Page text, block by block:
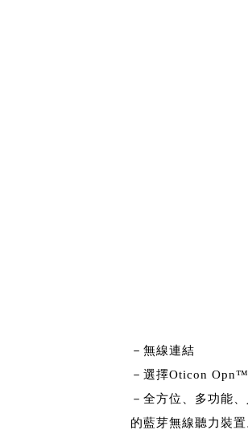
－無線連結
－選擇Oticon
－全方位、多功能
的藍芽無線聽力裝置